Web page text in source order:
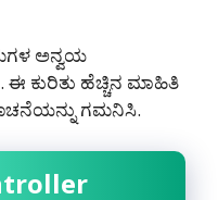
ಅನ್ವಯ
ಕುರಿತು ಹೆಚ್ಚಿನ ಮಾಹಿತಿ
ಗಮನಿಸಿ.